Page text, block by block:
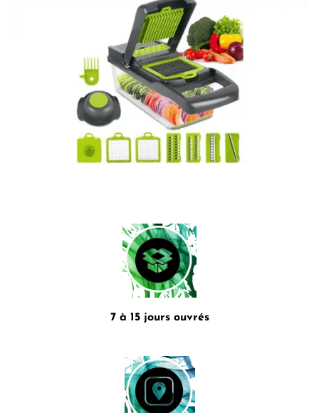
7 à 15 jours ouvrés